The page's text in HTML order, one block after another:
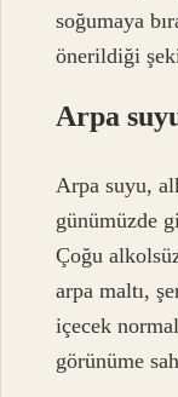
soğumaya
önerildiği
Arpa
Arpa suyu,
günümüzde
Çoğu
arpa maltı,
içecek
görünüme